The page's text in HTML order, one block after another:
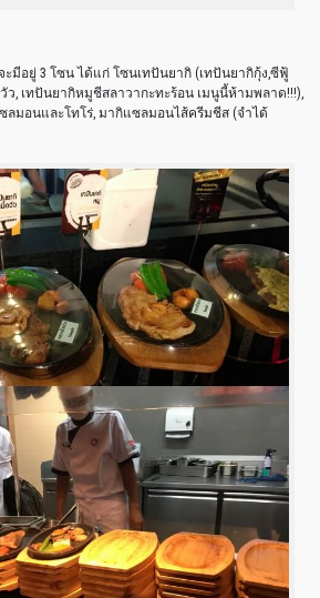
มีอยู่ 3 โซน ได้แก่ โซนเทปันยากิ (เทปันยากิกุ้ง,ซีฟู้
ว, เทปันยากิหมูชีสลาวากะทะร้อน เมนูนี้ห้ามพลาด!!!),
มอนและโทโร่, มากิแซลมอนไส้ครีมชีส (จำได้